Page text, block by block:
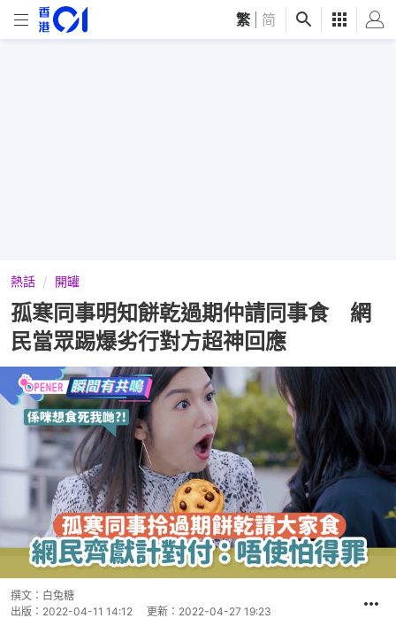
繁 简
熱話 開罐
孤寒同事明知餅乾過期仲請同事食 網
民當眾踢爆劣行對方超神回應
撰文： 白兔糖
出版： 2022-04-11 14:12 更新： 2022-04-27 19:23